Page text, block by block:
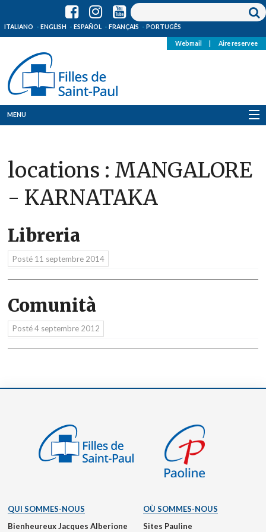
ITALIANO ENGLISH ESPAÑOL FRANÇAIS PORTUGÊS
Webmail Aire reservee
MENU
Où sommes-nous
News
Ressources
Media
locations : MANGALORE
- KARNATAKA
Libreria
Posté 11 septembre 2014
Comunità
Posté4 septembre 2012
QUI SOMMES-NOUS
Bienheureux Jacques Alberione
OÙ SOMMES-NOUS
Sites Pauline